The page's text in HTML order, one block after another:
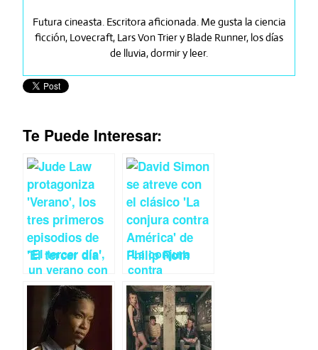
Futura cineasta. Escritora aficionada. Me gusta la ciencia
ficción, Lovecraft, Lars Von Trier y Blade Runner, los días
de lluvia, dormir y leer.
Te Puede Interesar:
‘El tercer día’,
un verano con
paranoia y
confusión
‘La conjura
contra
América’:
David Simon
como…
¿siempre?